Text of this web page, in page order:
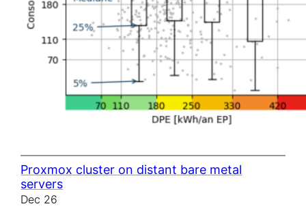
Proxmox cluster on distant bare metal
servers
Dec 26